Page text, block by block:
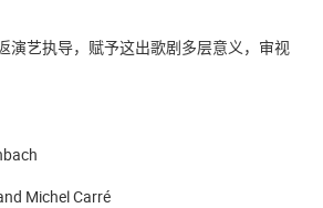
演艺执导，赋予这出歌剧多层意义，审视
Michel Carré